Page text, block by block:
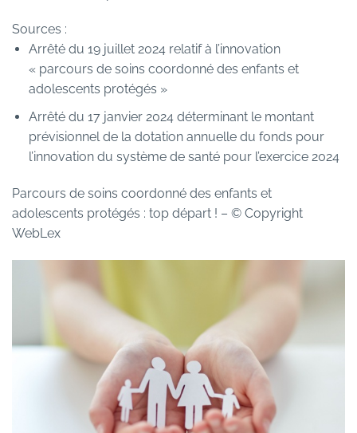
Sources :
Arrêté du 19 juillet 2024 relatif à l’innovation
« parcours de soins coordonné des enfants et
adolescents protégés »
Arrêté du 17 janvier 2024 déterminant le montant
prévisionnel de la dotation annuelle du fonds pour
l’innovation du système de santé pour l’exercice 2024
Parcours de soins coordonné des enfants et
adolescents protégés : top départ ! – © Copyright
WebLex